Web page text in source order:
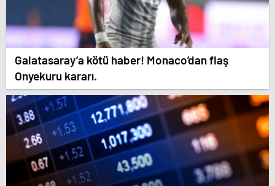
Galatasaray’a kötü haber! Monaco’dan flaş
Onyekuru kararı.